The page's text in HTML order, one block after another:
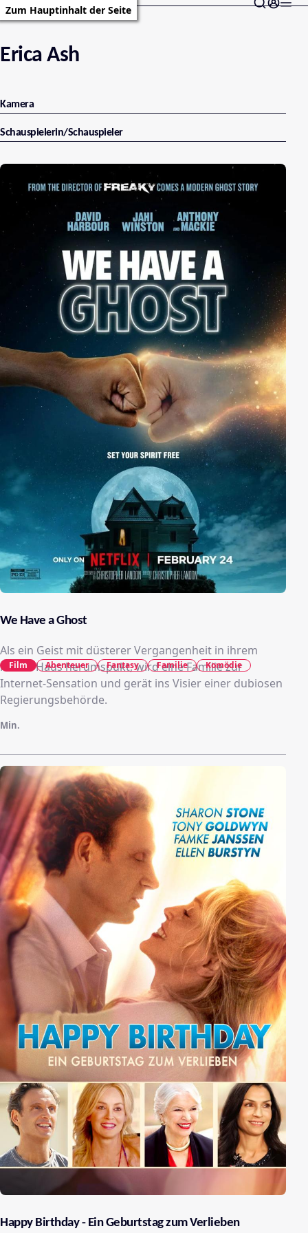
Zum Hauptinhalt der Seite
Erica Ash
Kamera
Schauspielerin/Schauspieler
We Have a Ghost
Als ein Geist mit düsterer Vergangenheit in ihrem
neuen Haus herumspukt, wird eine Familie zur
Internet-Sensation und gerät ins Visier einer dubiosen
Regierungsbehörde.
Min.
Film Abenteuer Fantasy Familie Komödie
Happy Birthday - Ein Geburtstag zum Verlieben